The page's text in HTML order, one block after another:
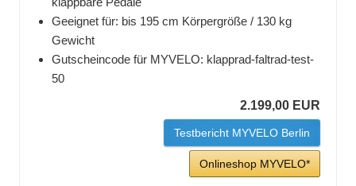
Geeignet für: bis 195 cm Körpergröße / 130 kg
Gewicht
Gutscheincode für MYVELO: klapprad-faltrad-test-
50
2.199,00 EUR
Testbericht MYVELO Berlin
Onlineshop MYVELO*